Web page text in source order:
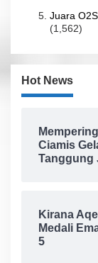
Juara
(1,562)
Hot News
Ciamis
Tanggung
Kirana
Medali
5